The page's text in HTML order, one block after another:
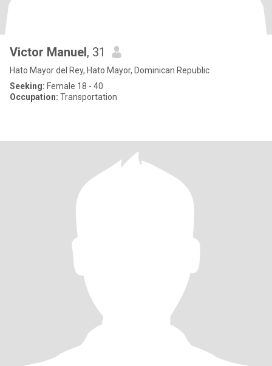
Victor Manuel, 31
Hato Mayor del Rey, Hato Mayor, Dominican Republic
Seeking: Female 18 - 40
Occupation: Transportation